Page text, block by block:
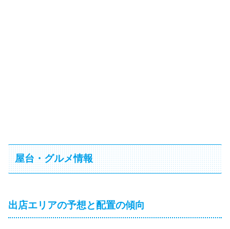
屋台・グルメ情報
出店エリアの予想と配置の傾向